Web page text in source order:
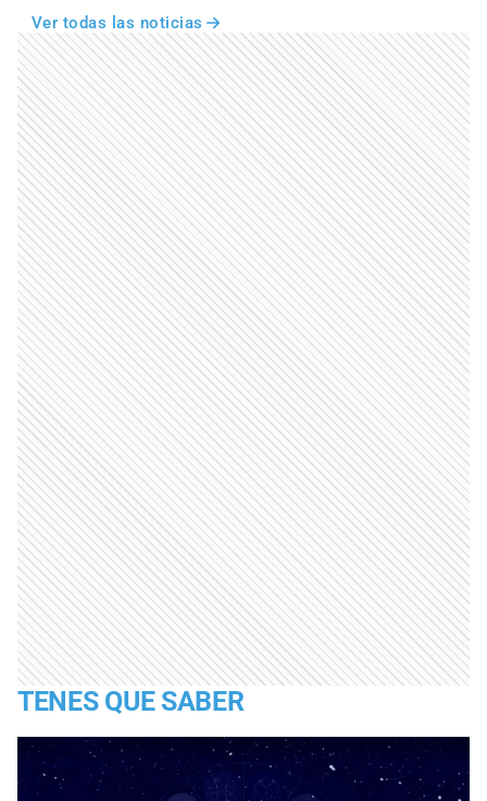
Ver todas las noticias
TENES QUE SABER